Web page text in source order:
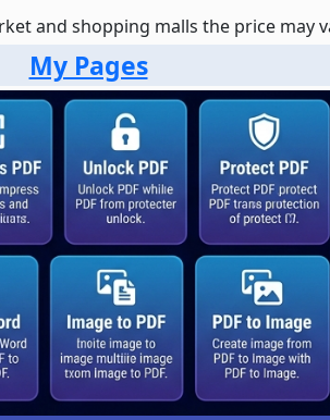
and shopping malls the price may
My Pages